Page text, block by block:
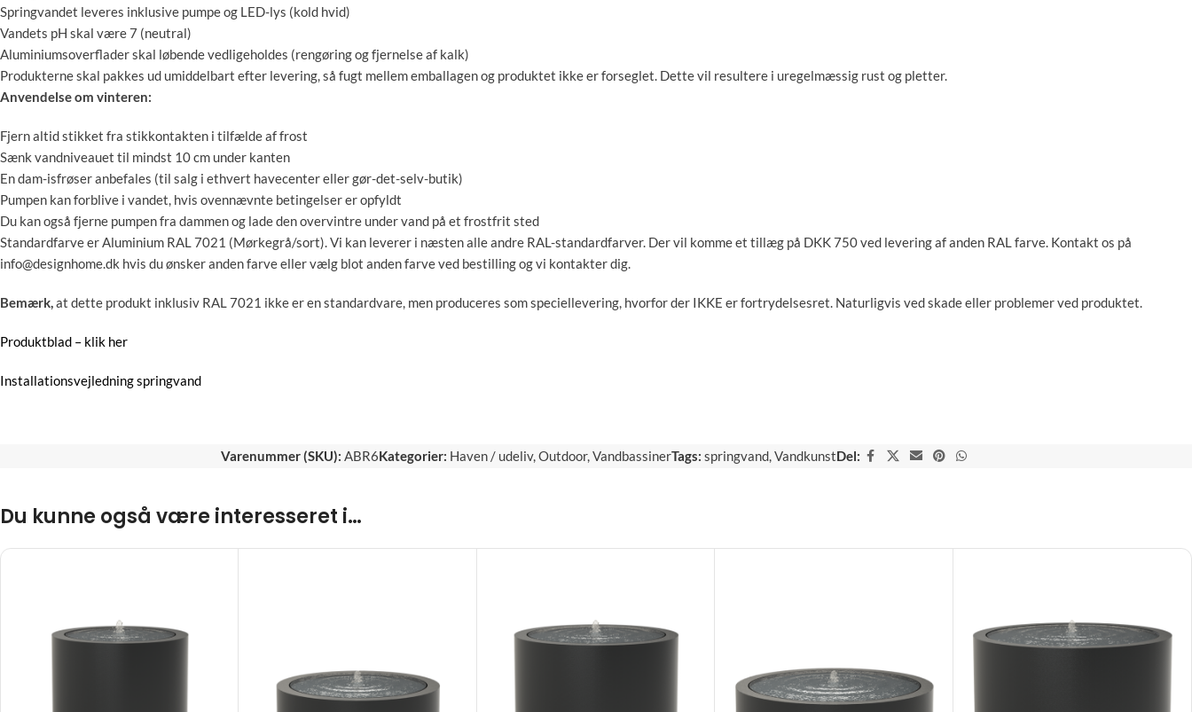
Springvandet leveres inklusive pumpe og LED-lys (kold hvid)
Vandets pH skal være 7 (neutral)
Aluminiumsoverflader skal løbende vedligeholdes (rengøring og fjernelse af kalk)
Produkterne skal pakkes ud umiddelbart efter levering, så fugt mellem emballagen og produktet ikke er forseglet. Dette vil resultere i uregelmæssig rust og pletter.
Anvendelse om vinteren:
Fjern altid stikket fra stikkontakten i tilfælde af frost
Sænk vandniveauet til mindst 10 cm under kanten
En dam-isfrøser anbefales (til salg i ethvert havecenter eller gør-det-selv-butik)
Pumpen kan forblive i vandet, hvis ovennævnte betingelser er opfyldt
Du kan også fjerne pumpen fra dammen og lade den overvintre under vand på et frostfrit sted
Standardfarve er Aluminium RAL 7021 (Mørkegrå/sort). Vi kan leverer i næsten alle andre RAL-standardfarver. Der vil komme et tillæg på DKK 750 ved levering af anden RAL farve. Kontakt os på
info@designhome.dk hvis du ønsker anden farve eller vælg blot anden farve ved bestilling og vi kontakter dig.
Bemærk, at dette produkt inklusiv RAL 7021 ikke er en standardvare, men produceres som speciellevering, hvorfor der IKKE er fortrydelsesret. Naturligvis ved skade eller problemer ved produktet.
Produktblad – klik her
Installationsvejledning springvand
Varenummer (SKU): ABR6Kategorier: Haven / udeliv,Outdoor,VandbassinerTags: springvand,VandkunstDel:
Du kunne også være interesseret i…